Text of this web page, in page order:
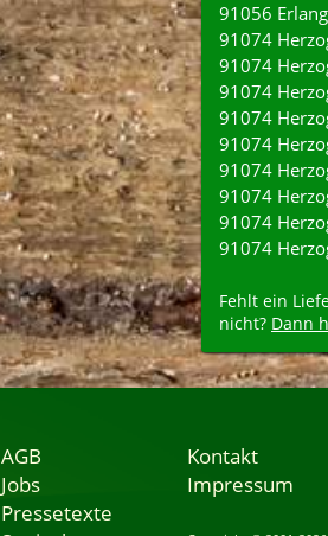
91056
91074
91074
91074
91074
91074
91074
91074
91074
91074
Fehlt ein
nicht? Dann
AGB
Jobs
Pressetexte
Kontakt
Impressum